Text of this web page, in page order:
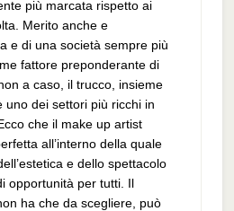
più marcata rispetto ai
Merito anche e
e di una società sempre più
fattore preponderante di
a caso, il trucco, insieme
uno dei settori più ricchi in
che il make up artist
all’interno della quale
e dello spettacolo
opportunità per tutti. Il
ha che da scegliere, può